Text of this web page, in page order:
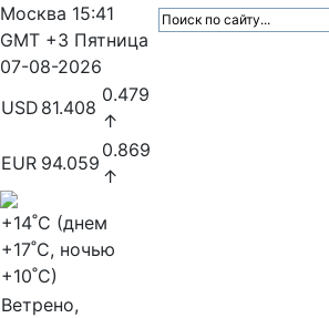
Москва 15:41
GMT +3 Пятница
07-08-2026
USD 81.408
0.479
↑
EUR 94.059
0.869
↑
+14˚C (днем
+17˚C, ночью
+10˚C)
Ветрено,